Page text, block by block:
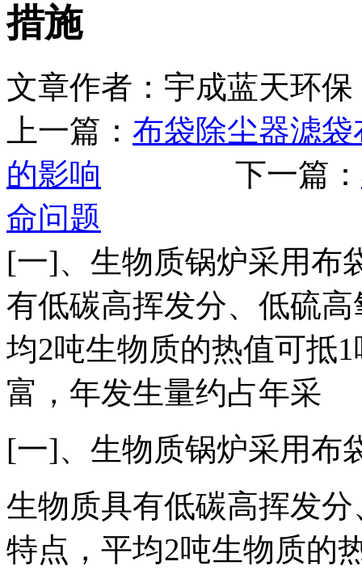
措施
文章作者：宇成蓝天
上一篇： 布袋除尘器滤
的影响 下一篇：
命问题
[一]、生物质锅炉采用布
有低碳高挥发分、低硫
均2吨生物质的热值可抵
富，年发生量约占年采
[一]、生物质锅炉采用布
生物质具有低碳高挥发
特点，平均2吨生物质的